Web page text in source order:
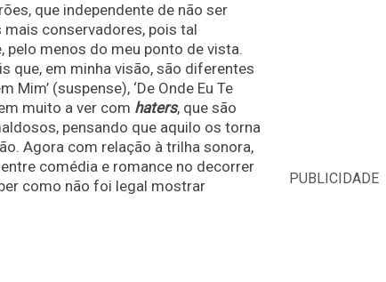
que independente de não ser
conservadores, pois tal
menos do meu ponto de vista.
que, em minha visão, são diferentes
(suspense), ‘De Onde Eu Te
muito a ver com haters, que são
pensando que aquilo os torna
Agora com relação à trilha sonora,
comédia e romance no decorrer
como não foi legal mostrar
PUBLICIDADE